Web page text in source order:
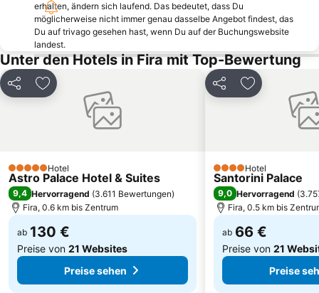
erhalten, ändern sich laufend. Das bedeutet, dass Du
möglicherweise nicht immer genau dasselbe Angebot findest, das
Du auf trivago gesehen hast, wenn Du auf der Buchungswebsite
landest.
Unter den Hotels in Fira mit Top-Bewertung
Teilen Zu Favoriten hinzufügen
5 SterneHotel
Astro Palace Hotel & Suites
9,4 Hervorragend (3.611 Bewertungen)
Fira, 0.6 km bis Zentrum
ab 130 €
Preise von 21 Websites
Preise sehen
Teilen Zu Favoriten
4 SterneHotel
Santorini Palace
9,0 Hervorragend (
Fira, 0.5 km bis
ab 66 €
Preise von 21
Preise